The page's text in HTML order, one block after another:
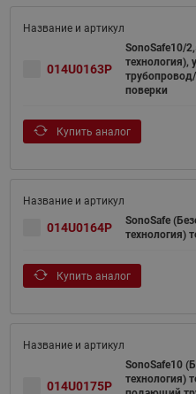
014U0163P
SonoSafe10/
технология),
поверки
Купить аналог
014U0164P
SonoSafe
технология)
Купить аналог
014U0175P
SonoSafe10
технология)